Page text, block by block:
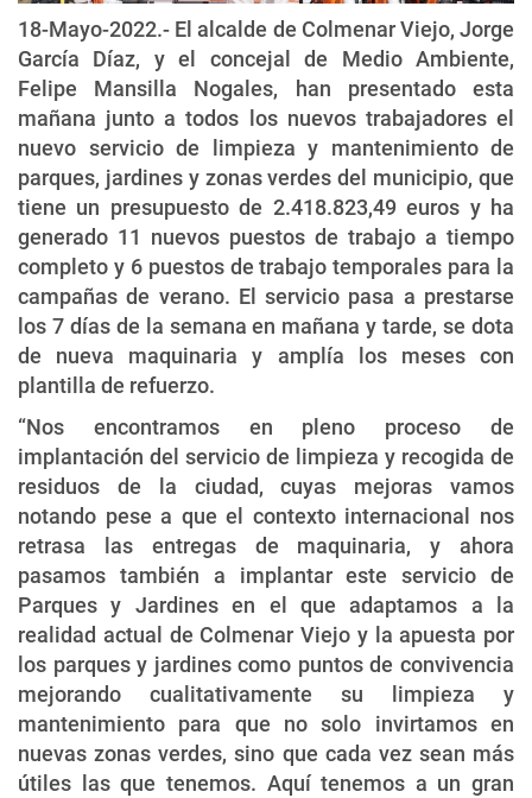
18-Mayo-2022.- El alcalde de Colmenar Viejo, Jorge
García Díaz, y el concejal de Medio Ambiente,
Felipe Mansilla Nogales, han presentado esta
mañana junto a todos los nuevos trabajadores el
nuevo servicio de limpieza y mantenimiento de
parques, jardines y zonas verdes del municipio, que
tiene un presupuesto de 2.418.823,49 euros y ha
generado 11 nuevos puestos de trabajo a tiempo
completo y 6 puestos de trabajo temporales para la
campañas de verano. El servicio pasa a prestarse
los 7 días de la semana en mañana y tarde, se dota
de nueva maquinaria y amplía los meses con
plantilla de refuerzo.
“Nos encontramos en pleno proceso de
implantación del servicio de limpieza y recogida de
residuos de la ciudad, cuyas mejoras vamos
notando pese a que el contexto internacional nos
retrasa las entregas de maquinaria, y ahora
pasamos también a implantar este servicio de
Parques y Jardines en el que adaptamos a la
realidad actual de Colmenar Viejo y la apuesta por
los parques y jardines como puntos de convivencia
mejorando cualitativamente su limpieza y
mantenimiento para que no solo invirtamos en
nuevas zonas verdes, sino que cada vez sean más
útiles las que tenemos. Aquí tenemos a un gran